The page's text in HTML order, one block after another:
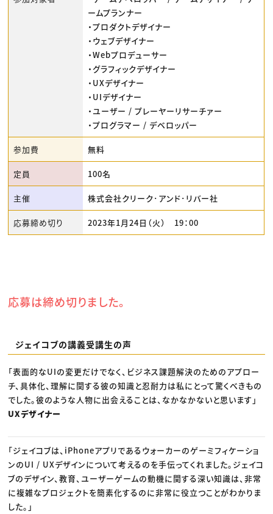
ームプランナー
・プロダクトデザイナー
・ウェブデザイナー
・Webプロデューサー
・グラフィックデザイナー
・UXデザイナー
・UIデザイナー
・ユーザー / プレーヤーリサーチァー
・プログラマー / デベロッパー
参加費 無料
定員 100名
主催 株式会社クリーク･アンド･リバー社
応募締め切り 2023年1月24日（火） 19：00
応募は締め切りました。
ジェイコブの講義受講生の声
「表面的なUIの変更だけでなく、ビジネス課題解決のためのアプロー
チ、具体化、理解に関する彼の知識と忍耐力は私にとって驚くべきもの
でした。彼のような人物に出会えることは、なかなかないと思います」
UXデザイナー
「ジェイコブは、iPhoneアプリであるウォーカーのゲーミフィケーショ
ンのUI / UXデザインについて考えるのを手伝ってくれました。ジェイコ
ブのデザイン、教育、ユーザーゲームの動機に関する深い知識は、非常
に複雑なプロジェクトを簡素化するのに非常に役立つことがわかりま
した。」